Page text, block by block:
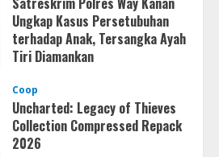
Ungkap Kasus Persetubuhan
terhadap Anak, Tersangka Ayah
Tiri Diamankan
Coop
Uncharted: Legacy of Thieves
Collection Compressed Repack
2026